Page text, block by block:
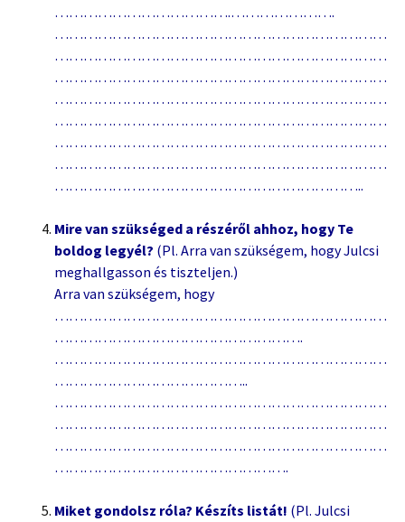
……………………………….………………….
……………………………………………………………
……………………………………………………………
……………………………………………………………
……………………………………………………………
……………………………………………………………
……………………………………………………………
……………………………………………………………
………………………………………………………..
Mire van szükséged a részéről ahhoz, hogy Te
boldog legyél? (Pl. Arra van szükségem, hogy Julcsi
meghallgasson és tiszteljen.)
Arra van szükségem, hogy
……………………………………………………………
…………………………………………….
……………………………………………………………
…………………………………..
……………………………………………………………
……………………………………………………………
……………………………………………………………
………………………………………….
Miket gondolsz róla? Készíts listát! (Pl. Julcsi